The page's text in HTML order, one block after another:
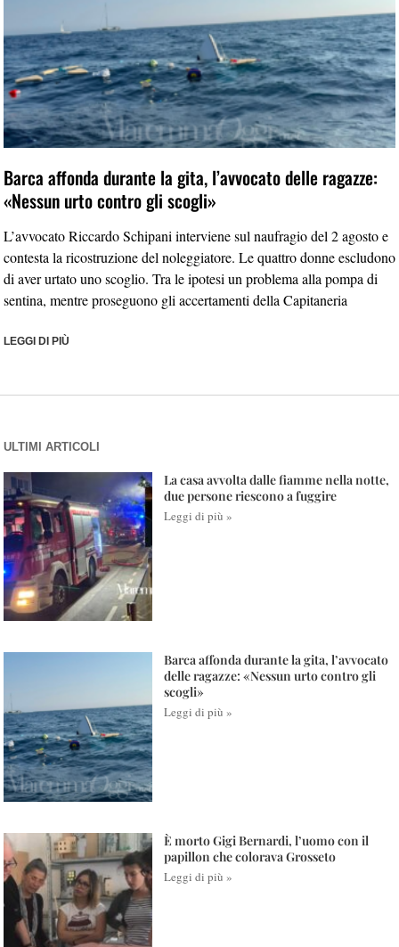
Barca affonda durante la gita, l’avvocato delle ragazze:
«Nessun urto contro gli scogli»
L’avvocato Riccardo Schipani interviene sul naufragio del 2 agosto e
contesta la ricostruzione del noleggiatore. Le quattro donne escludono
di aver urtato uno scoglio. Tra le ipotesi un problema alla pompa di
sentina, mentre proseguono gli accertamenti della Capitaneria
LEGGI DI PIÙ
ULTIMI ARTICOLI
La casa avvolta dalle fiamme nella notte,
due persone riescono a fuggire
Leggi di più »
Barca affonda durante la gita, l’avvocato
delle ragazze: «Nessun urto contro gli
scogli»
Leggi di più »
È morto Gigi Bernardi, l’uomo con il
papillon che colorava Grosseto
Leggi di più »